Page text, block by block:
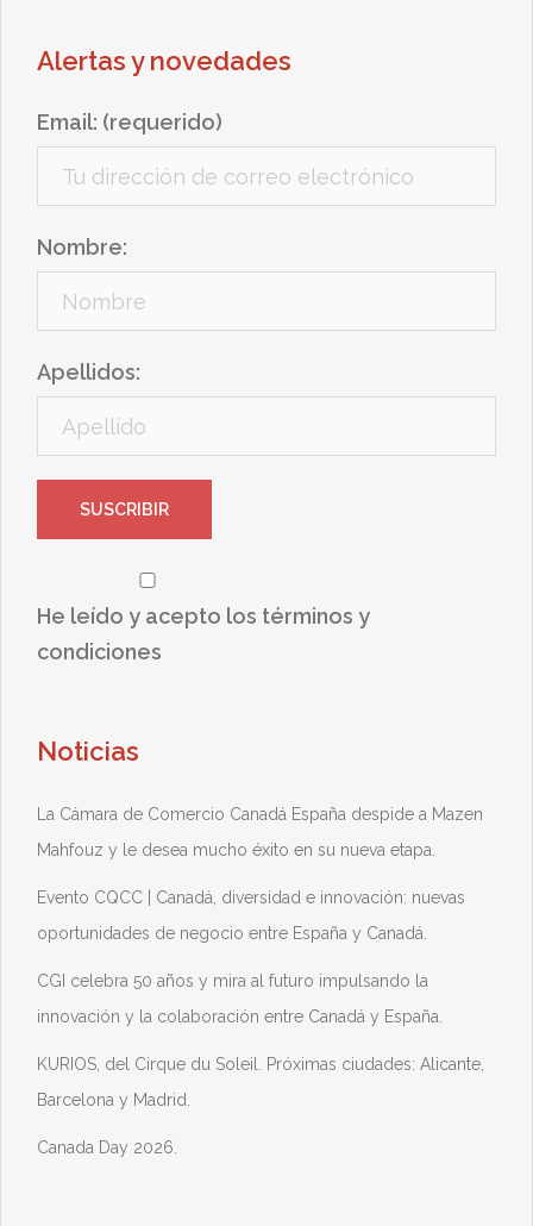
Alertas y novedades
Email: (requerido)
Nombre:
Apellidos:
He leído y acepto los términos y
condiciones
Noticias
La Cámara de Comercio Canadá España despide a Mazen
Mahfouz y le desea mucho éxito en su nueva etapa.
Evento CQCC | Canadá, diversidad e innovación: nuevas
oportunidades de negocio entre España y Canadá.
CGI celebra 50 años y mira al futuro impulsando la
innovación y la colaboración entre Canadá y España.
KURIOS, del Cirque du Soleil. Próximas ciudades: Alicante,
Barcelona y Madrid.
Canada Day 2026.